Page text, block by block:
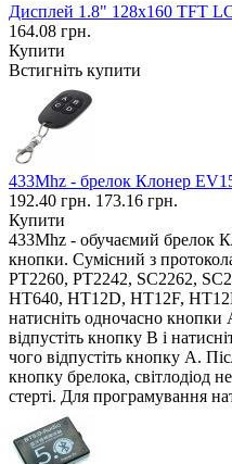
Дисплей 1.8" 128x160 TFT
164.08 грн.
Купити
Встигніть купити
433Mhz - брелок Клонер
192.40 грн. 173.16 грн.
Купити
433Mhz - обучаємий брелок
кнопки. Сумісний з
PT2260, PT2242, SC2262,
HT640, HT12D, HT12F,
натисніть одночасно кнопки
відпустіть кнопку В і
чого відпустіть кнопку А.
кнопку брелока, світлодіод
стерті. Для програмування